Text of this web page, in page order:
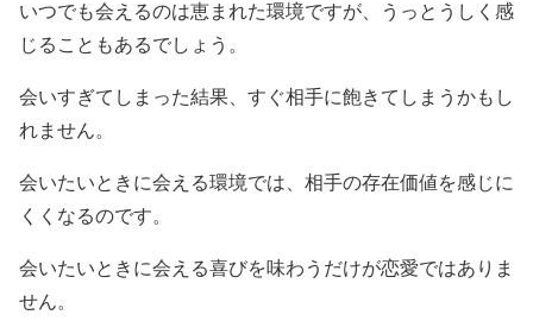
いつでも会えるのは恵まれた環境ですが、うっとうしく感
じることもあるでしょう。
会いすぎてしまった結果、すぐ相手に飽きてしまうかもし
れません。
会いたいときに会える環境では、相手の存在価値を感じに
くくなるのです。
会いたいときに会える喜びを味わうだけが恋愛ではありま
せん。